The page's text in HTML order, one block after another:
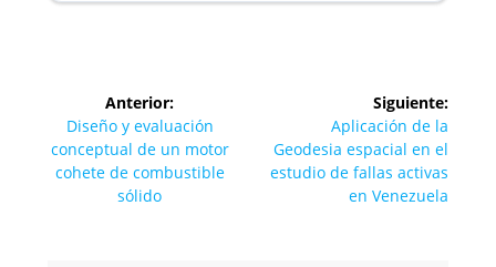
Navegación
de
entradas
Anterior:
Entrada
anterior:
Diseño y evaluación
conceptual de un motor
cohete de combustible
sólido
Siguiente:
Siguiente
entrada:
Aplicación de la
Geodesia espacial en el
estudio de fallas activas
en Venezuela